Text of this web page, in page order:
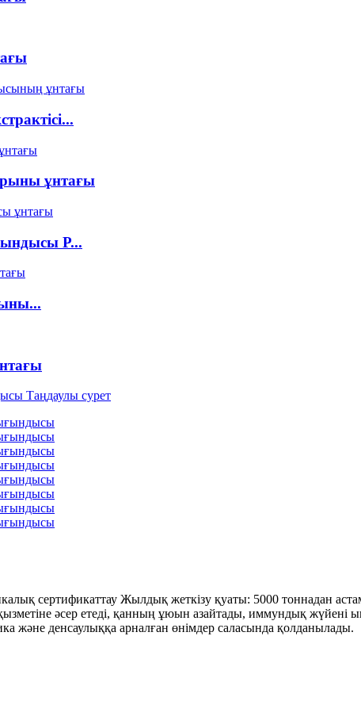
ұнтағы
P...
сертификаттау Жылдық жеткізу қуаты: 5000 тоннадан
әсер етеді, қанның ұюын азайтады, иммундық жүйені
және денсаулыққа арналған өнімдер саласында қолданылады.